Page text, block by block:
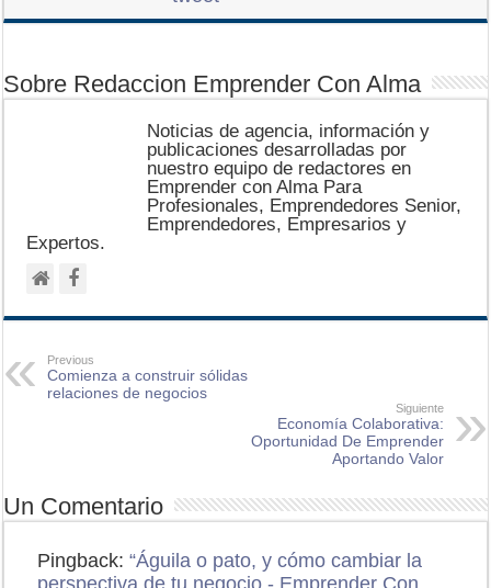
Sobre Redaccion Emprender Con Alma
Noticias de agencia, información y
publicaciones desarrolladas por
nuestro equipo de redactores en
Emprender con Alma Para
Profesionales, Emprendedores Senior,
Emprendedores, Empresarios y
Expertos.
Previous
Comienza a construir sólidas
relaciones de negocios
Siguiente
Economía Colaborativa:
Oportunidad De Emprender
Aportando Valor
Un Comentario
Pingback:“Águila o pato, y cómo cambiar la